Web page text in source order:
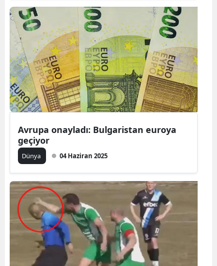
Avrupa onayladı: Bulgaristan euroya
geçiyor
Dünya 04 Haziran 2025